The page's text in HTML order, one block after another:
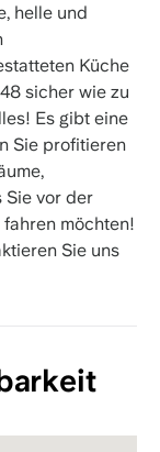
helle und
Küche
sicher wie zu
Es gibt eine
Sie profitieren
Sie vor der
möchten!
Sie uns